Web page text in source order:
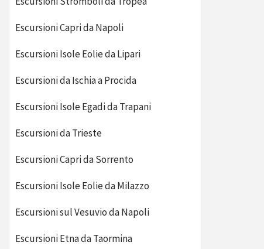
Escursioni Capri da Napoli
Escursioni Isole Eolie da Lipari
Escursioni da Ischia a Procida
Escursioni Isole Egadi da Trapani
Escursioni da Trieste
Escursioni Capri da Sorrento
Escursioni Isole Eolie da Milazzo
Escursioni sul Vesuvio da Napoli
Escursioni Etna da Taormina